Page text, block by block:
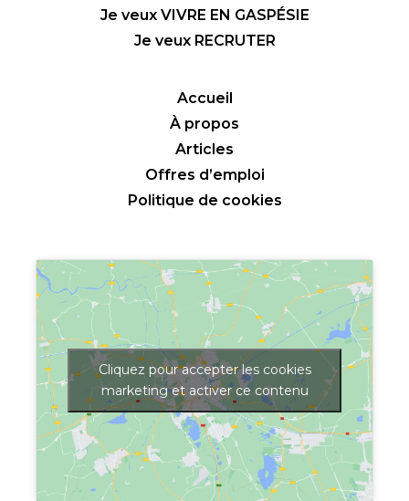
Je veux VIVRE EN GASPÉSIE
Je veux RECRUTER
Accueil
À propos
Articles
Offres d’emploi
Politique de cookies
Cliquez pour accepter les cookies
marketing et activer ce contenu